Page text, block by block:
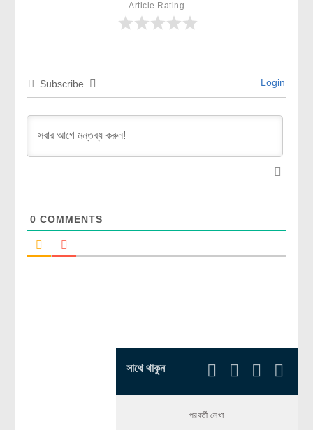
Article Rating
Subscribe Login
0 COMMENTS
সাথে থাকুন
পরবর্তী লেখা